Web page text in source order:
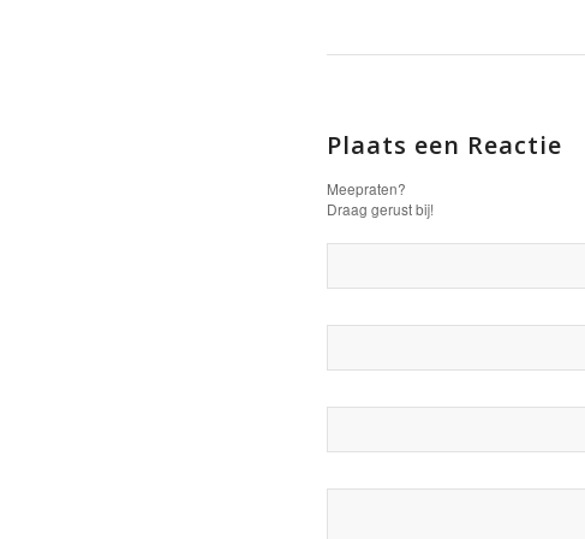
Plaats een Reactie
Meepraten?
Draag gerust bij!